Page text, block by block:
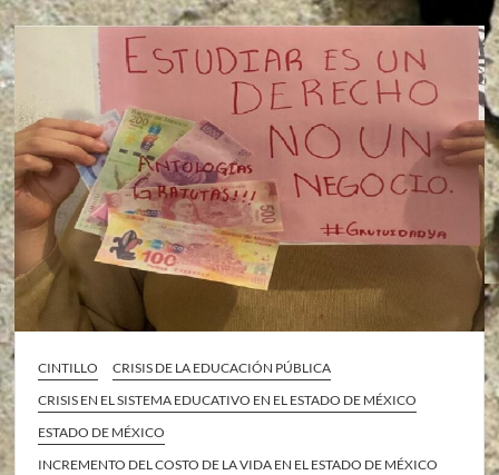
CINTILLO
CRISIS DE LA EDUCACIÓN PÚBLICA
CRISIS EN EL SISTEMA EDUCATIVO EN EL ESTADO DE MÉXICO
ESTADO DE MÉXICO
INCREMENTO DEL COSTO DE LA VIDA EN EL ESTADO DE MÉXICO